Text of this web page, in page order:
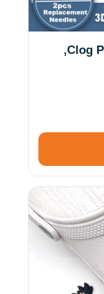
אביזרים למדפסת תלת-ממד Clog Poke,